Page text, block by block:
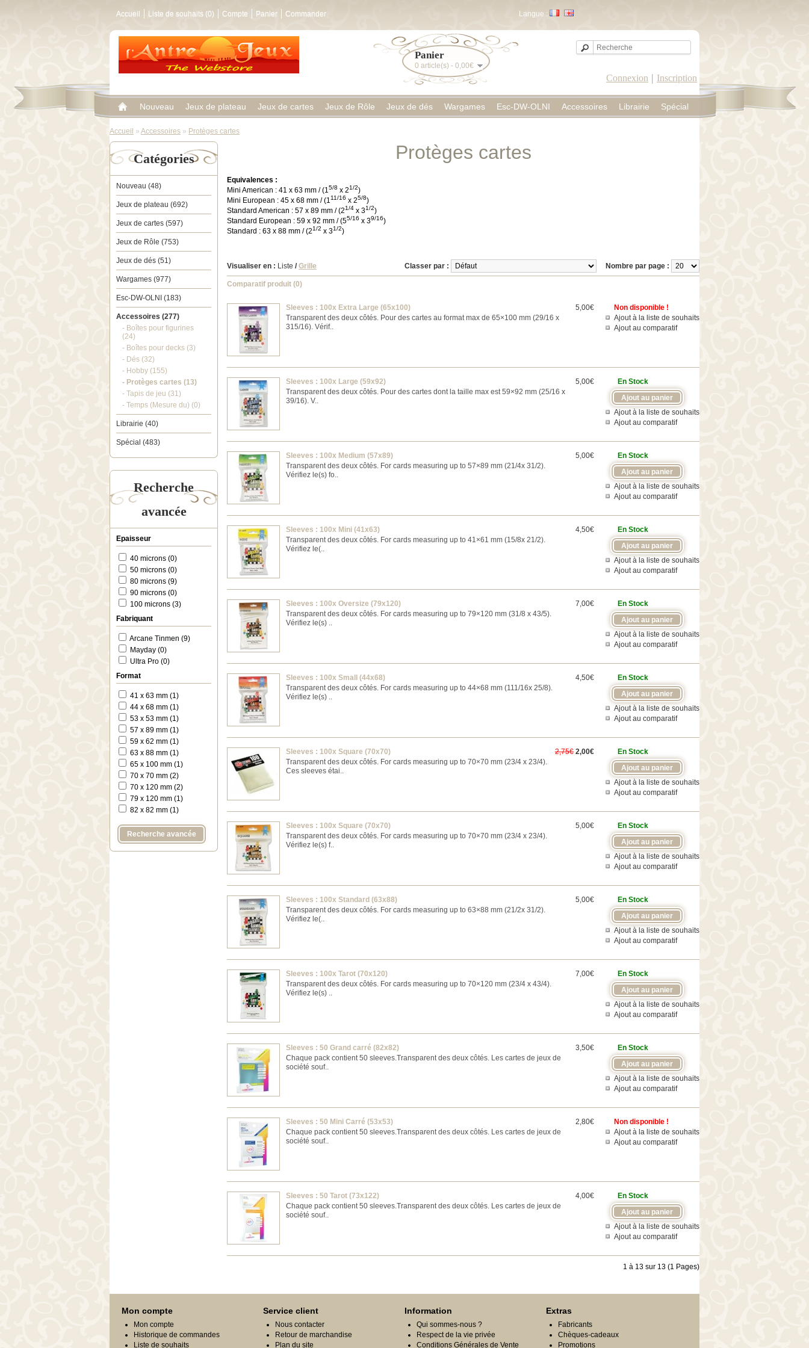
Langue :
Panier
0 article(s) - 0,00€
Connexion | Inscription
Accueil Liste de souhaits (0) Compte Panier Commander
Nouveau Jeux de plateau Jeux de cartes Jeux de Rôle Jeux de dés Wargames Esc-DW-OLNI Accessoires Librairie Spécial
Accueil » Accessoires » Protèges cartes
Catégories
Nouveau (48)
Jeux de plateau (692)
Jeux de cartes (597)
Jeux de Rôle (753)
Jeux de dés (51)
Wargames (977)
Esc-DW-OLNI (183)
Accessoires (277)
- Boîtes pour figurines
(24)
- Boîtes pour decks (3)
- Dés (32)
- Hobby (155)
- Protèges cartes (13)
- Tapis de jeu (31)
- Temps (Mesure du) (0)
Librairie (40)
Spécial (483)
Recherche
avancée
Epaisseur
40 microns (0)
50 microns (0)
80 microns (9)
90 microns (0)
100 microns (3)
Fabriquant
Arcane Tinmen (9)
Mayday (0)
Ultra Pro (0)
Format
41 x 63 mm (1)
44 x 68 mm (1)
53 x 53 mm (1)
57 x 89 mm (1)
59 x 62 mm (1)
63 x 88 mm (1)
65 x 100 mm (1)
70 x 70 mm (2)
70 x 120 mm (2)
79 x 120 mm (1)
82 x 82 mm (1)
Recherche avancée
Protèges cartes
Equivalences :
Mini American : 41 x 63 mm / (15/8 x 21/2)
Mini European : 45 x 68 mm / (111/16 x 25/8)
Standard American : 57 x 89 mm / (21/4 x 31/2)
Standard European : 59 x 92 mm / (55/16 x 39/16)
Standard : 63 x 88 mm / (21/2 x 31/2)
Visualiser en : Liste / Grille Nombre par page :
Classer par :
Comparatif produit (0)
Non disponible !
Ajout à la liste de souhaits
Ajout au comparatif
5,00€
Sleeves : 100x Extra Large (65x100)
Transparent des deux côtés. Pour des cartes au format max de 65×100 mm (29/16 x
315/16). Vérif..
En Stock
Ajout à la liste de souhaits
Ajout au comparatif
5,00€
Sleeves : 100x Large (59x92)
Transparent des deux côtés. Pour des cartes dont la taille max est 59×92 mm (25/16 x
39/16). V..
En Stock
Ajout à la liste de souhaits
Ajout au comparatif
5,00€
Sleeves : 100x Medium (57x89)
Transparent des deux côtés. For cards measuring up to 57×89 mm (21/4x 31/2).
Vérifiez le(s) fo..
En Stock
Ajout à la liste de souhaits
Ajout au comparatif
4,50€
Sleeves : 100x Mini (41x63)
Transparent des deux côtés. For cards measuring up to 41×61 mm (15/8x 21/2).
Vérifiez le(..
En Stock
Ajout à la liste de souhaits
Ajout au comparatif
7,00€
Sleeves : 100x Oversize (79x120)
Transparent des deux côtés. For cards measuring up to 79×120 mm (31/8 x 43/5).
Vérifiez le(s) ..
En Stock
Ajout à la liste de souhaits
Ajout au comparatif
4,50€
Sleeves : 100x Small (44x68)
Transparent des deux côtés. For cards measuring up to 44×68 mm (111/16x 25/8).
Vérifiez le(s) ..
En Stock
Ajout à la liste de souhaits
Ajout au comparatif
2,75€ 2,00€
Sleeves : 100x Square (70x70)
Transparent des deux côtés. For cards measuring up to 70×70 mm (23/4 x 23/4).
Ces sleeves étai..
En Stock
Ajout à la liste de souhaits
Ajout au comparatif
5,00€
Sleeves : 100x Square (70x70)
Transparent des deux côtés. For cards measuring up to 70×70 mm (23/4 x 23/4).
Vérifiez le(s) f..
En Stock
Ajout à la liste de souhaits
Ajout au comparatif
5,00€
Sleeves : 100x Standard (63x88)
Transparent des deux côtés. For cards measuring up to 63×88 mm (21/2x 31/2).
Vérifiez le(..
En Stock
Ajout à la liste de souhaits
Ajout au comparatif
7,00€
Sleeves : 100x Tarot (70x120)
Transparent des deux côtés. For cards measuring up to 70×120 mm (23/4 x 43/4).
Vérifiez le(s) ..
En Stock
Ajout à la liste de souhaits
Ajout au comparatif
3,50€
Sleeves : 50 Grand carré (82x82)
Chaque pack contient 50 sleeves. ​Transparent des deux côtés. Les cartes de jeux de
société souf..
Non disponible !
Ajout à la liste de souhaits
Ajout au comparatif
2,80€
Sleeves : 50 Mini Carré (53x53)
Chaque pack contient 50 sleeves. ​Transparent des deux côtés. Les cartes de jeux de
société souf..
En Stock
Ajout à la liste de souhaits
Ajout au comparatif
4,00€
Sleeves : 50 Tarot (73x122)
Chaque pack contient 50 sleeves. ​Transparent des deux côtés. Les cartes de jeux de
société souf..
1 à 13 sur 13 (1 Pages)
Mon compte
Mon compte
Historique de commandes
Liste de souhaits
Service client
Nous contacter
Retour de marchandise
Plan du site
Information
Qui sommes-nous ?
Respect de la vie privée
Conditions Générales de Vente
Extras
Fabricants
Chèques-cadeaux
Promotions